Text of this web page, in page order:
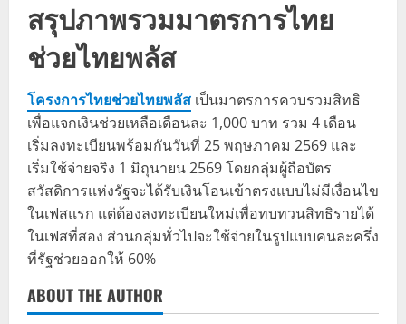
สรุปภาพรวมมาตรการไทย
ช่วยไทยพลัส
โครงการไทยช่วยไทยพลัส เป็นมาตรการควบรวมสิทธิ
เพื่อแจกเงินช่วยเหลือเดือนละ 1,000 บาท รวม 4 เดือน
เริ่มลงทะเบียนพร้อมกันวันที่ 25 พฤษภาคม 2569 และ
เริ่มใช้จ่ายจริง 1 มิถุนายน 2569 โดยกลุ่มผู้ถือบัตร
สวัสดิการแห่งรัฐจะได้รับเงินโอนเข้าตรงแบบไม่มีเงื่อนไข
ในเฟสแรก แต่ต้องลงทะเบียนใหม่เพื่อทบทวนสิทธิรายได้
ในเฟสที่สอง ส่วนกลุ่มทั่วไปจะใช้จ่ายในรูปแบบคนละครึ่ง
ที่รัฐช่วยออกให้ 60%
ABOUT THE AUTHOR